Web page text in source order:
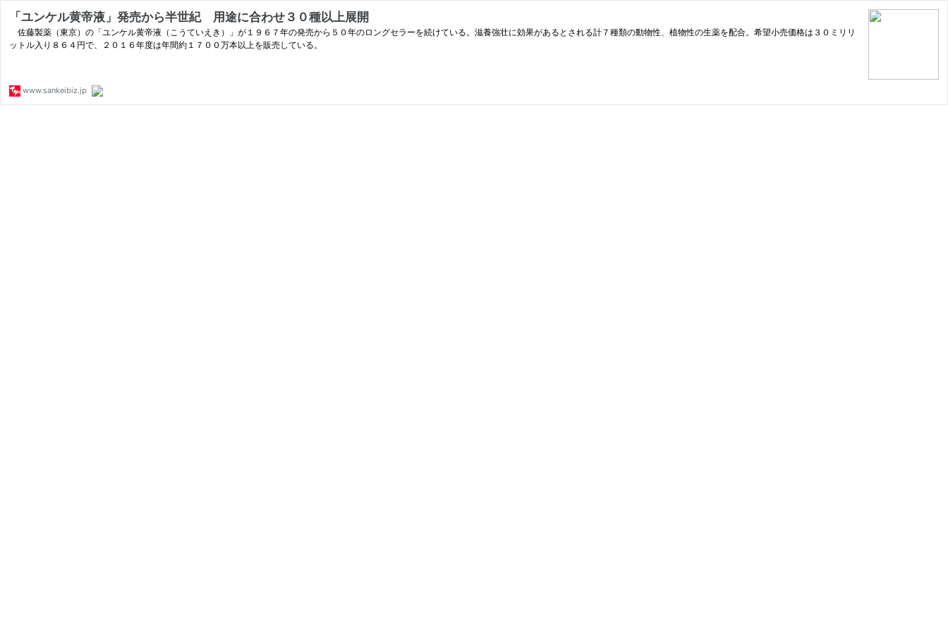
「ユンケル黄帝液」発売から半世紀 用途に合わせ３０種以上展開
佐藤製薬（東京）の「ユンケル黄帝液（こうていえき）」が１９６７年の発売から５０年のロングセラーを続けている。滋養強壮に効果があるとされる計７種類の動物性、植物性の生薬を配合。希望小売価格は３０ミリリ
ットル入り８６４円で、２０１６年度は年間約１７００万本以上を販売している。
www.sankeibiz.jp